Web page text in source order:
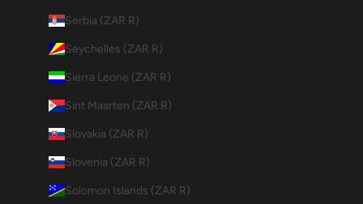
Serbia (ZAR R)
Seychelles (ZAR R)
Sierra Leone (ZAR R)
Sint Maarten (ZAR R)
Slovakia (ZAR R)
Slovenia (ZAR R)
Solomon Islands (ZAR R)